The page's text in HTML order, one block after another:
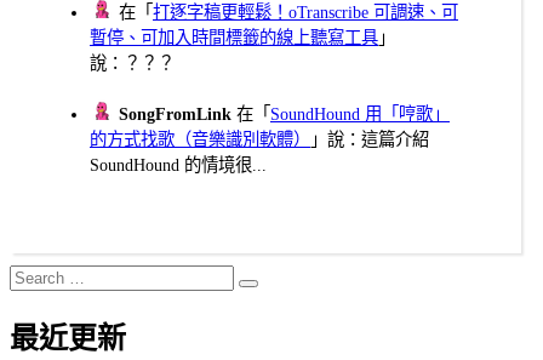
在「打逐字稿更輕鬆！oTranscribe 可調速、可
暫停、可加入時間標籤的線上聽寫工具 」
說：？？？
SongFromLink 在「 SoundHound 用「哼歌」
的方式找歌（音樂識別軟體）
」說：這篇介紹
SoundHound 的情境很...
Search
for:
Search
最近更新